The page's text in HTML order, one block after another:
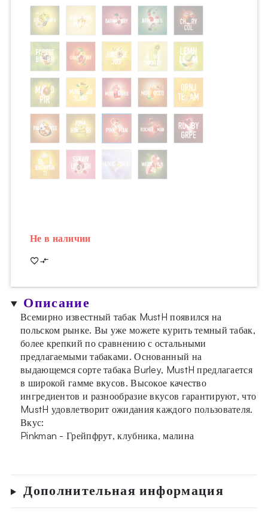
Не в наличии
Описание
Всемирно известный табак MustH появился на
польском рынке. Вы уже можете курить темный табак,
более крепкий по сравнению с остальными
предлагаемыми табаками. Основанный на
выдающемся сорте табака Burley, MustH предлагается
в широкой гамме вкусов. Высокое качество
ингредиентов и разнообразие вкусов гарантируют, что
MustH удовлетворит ожидания каждого пользователя.
Вкус:
Pinkman - Грейпфрут, клубника, малина
Дополнительная информация